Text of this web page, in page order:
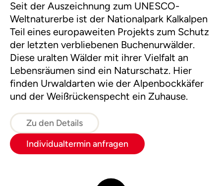
Seit der Auszeichnung zum UNESCO-
Weltnaturerbe ist der Nationalpark Kalkalpen
Teil eines europaweiten Projekts zum Schutz
der letzten verbliebenen Buchenurwälder.
Diese uralten Wälder mit ihrer Vielfalt an
Lebensräumen sind ein Naturschatz. Hier
finden Urwaldarten wie der Alpenbockkäfer
und der Weißrückenspecht ein Zuhause.
Zu den Details
Individualtermin anfragen